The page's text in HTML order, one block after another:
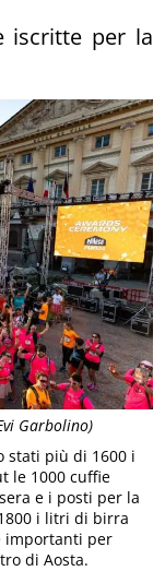
Garbolino)
iscritte per la
stati più di 1600 i
le 1000 cuffie
e i posti per la
i litri di birra
importanti per
di Aosta.